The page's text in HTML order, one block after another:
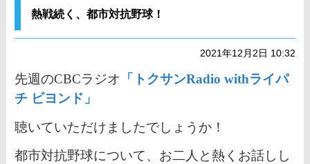
熱戦続く、都市対抗野球！
2021年12月2日 10:32
先週のCBCラジオ 「トクサンRadio withライパ
チ ビヨンド」
聴いていただけましたでしょうか！
都市対抗野球について、お二人と熱くお話しし